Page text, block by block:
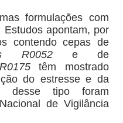
formulações com
Estudos apontam, por
contendo cepas de
R0052e de
têm mostrado
do estresse e da
desse tipo foram
de Vigilância